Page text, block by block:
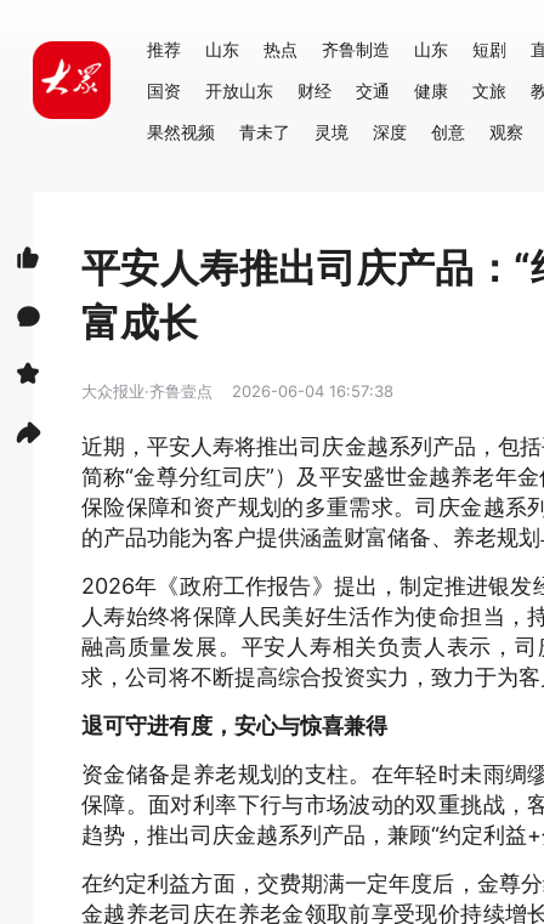
推荐 山东 热点 齐鲁制造 山东 短剧
国资
开放山东 财经 交通 健康 文旅
果然视频
青未了 灵境 深度 创意 观察
平安人寿推出司庆产品：
富成长
大众报业·齐鲁壹点 2026-06-04 16:57:38
近期，平安人寿将推出司庆金越系列产品，包
简称“金尊分红司庆”）及平安盛世金越养老年
保险保障和资产规划的多重需求。司庆金越系
的产品功能为客户提供涵盖财富储备、养老规
2026年《政府工作报告》提出，制定推进银
人寿始终将保障人民美好生活作为使命担当
融高质量发展。平安人寿相关负责人表示，
求，公司将不断提高综合投资实力，致力于为
退可守进有度，安心与惊喜兼得
资金储备是养老规划的支柱。在年轻时未雨绸
保障。面对利率下行与市场波动的双重挑战，
趋势，推出司庆金越系列产品，兼顾“约定利益
在约定利益方面，交费期满一定年度后，金尊
金越养老司庆在养老金领取前享受现价持续增